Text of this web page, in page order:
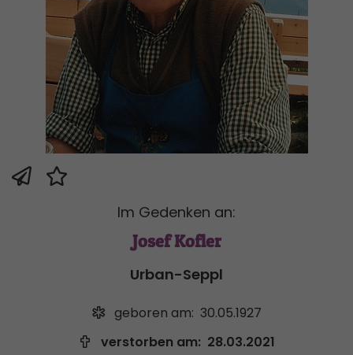
Im Gedenken an:
Josef Kofler
Urban-Seppl
geboren am: 30.05.1927
verstorben am: 28.03.2021